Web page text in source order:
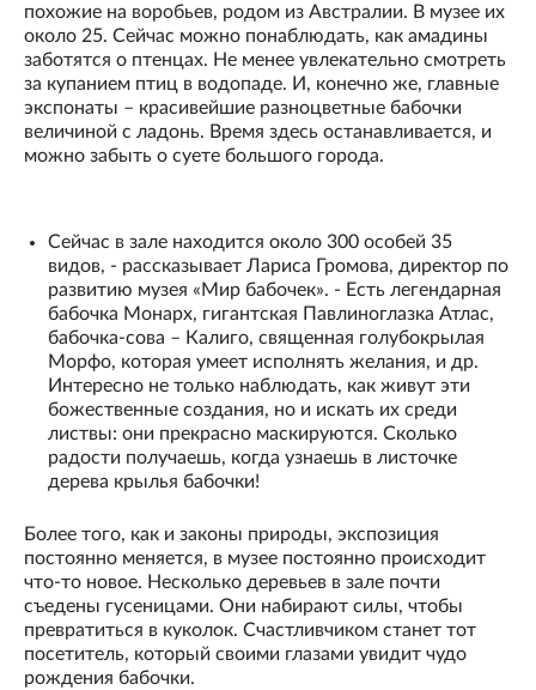
похожие на воробьев, родом из Австралии. В музее их
около 25. Сейчас можно понаблюдать, как амадины
заботятся о птенцах. Не менее увлекательно смотреть
за купанием птиц в водопаде. И, конечно же, главные
экспонаты – красивейшие разноцветные бабочки
величиной с ладонь. Время здесь останавливается, и
можно забыть о суете большого города.
Сейчас в зале находится около 300 особей 35
видов, - рассказывает Лариса Громова, директор по
развитию музея «Мир бабочек». - Есть легендарная
бабочка Монарх, гигантская Павлиноглазка Атлас,
бабочка-сова – Калиго, священная голубокрылая
Морфо, которая умеет исполнять желания, и др.
Интересно не только наблюдать, как живут эти
божественные создания, но и искать их среди
листвы: они прекрасно маскируются. Сколько
радости получаешь, когда узнаешь в листочке
дерева крылья бабочки!
Более того, как и законы природы, экспозиция
постоянно меняется, в музее постоянно происходит
что-то новое. Несколько деревьев в зале почти
съедены гусеницами. Они набирают силы, чтобы
превратиться в куколок. Счастливчиком станет тот
посетитель, который своими глазами увидит чудо
рождения бабочки.